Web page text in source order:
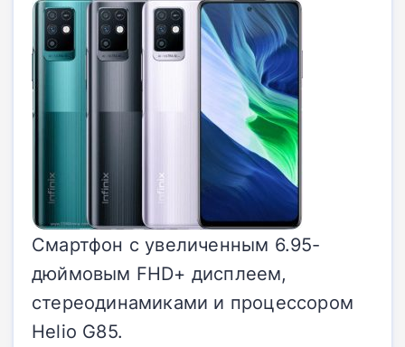
Смартфон с увеличенным 6.95-
дюймовым FHD+ дисплеем,
стереодинамиками и процессором
Helio G85.